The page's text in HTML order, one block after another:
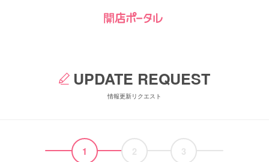
UPDATE REQUEST
情報更新リクエスト
1 2 3